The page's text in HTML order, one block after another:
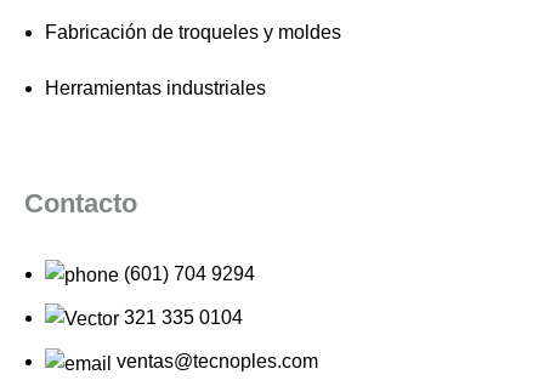
Fabricación de troqueles y moldes
Herramientas industriales
Contacto
(601) 704 9294
321 335 0104
ventas@tecnoples.com